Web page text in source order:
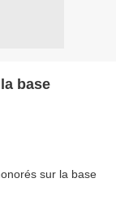
base